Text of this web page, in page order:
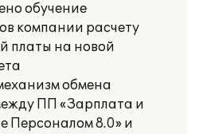
обучение
компании расчету
платы на новой
обмена
ПП «Зарплата и
Персоналом 8.0» и